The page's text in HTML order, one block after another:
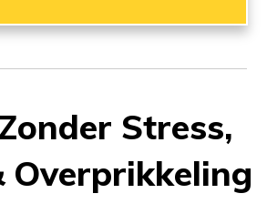
Stress,
Overprikkeling